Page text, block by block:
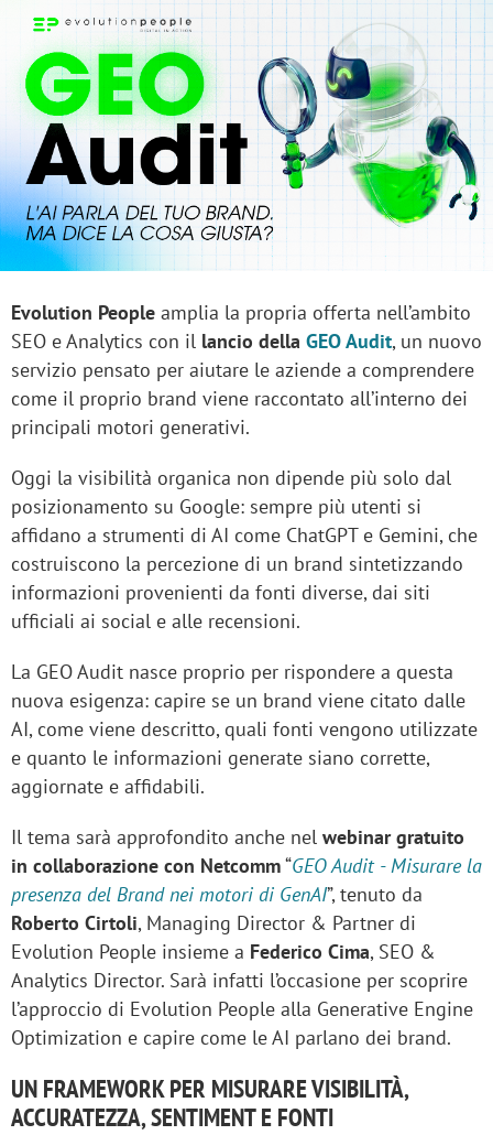
Evolution People amplia la propria offerta nell’ambito
SEO e Analytics con il lancio della GEO Audit, un nuovo
servizio pensato per aiutare le aziende a comprendere
come il proprio brand viene raccontato all’interno dei
principali motori generativi.
Oggi la visibilità organica non dipende più solo dal
posizionamento su Google: sempre più utenti si
affidano a strumenti di AI come ChatGPT e Gemini, che
costruiscono la percezione di un brand sintetizzando
informazioni provenienti da fonti diverse, dai siti
ufficiali ai social e alle recensioni.
La GEO Audit nasce proprio per rispondere a questa
nuova esigenza: capire se un brand viene citato dalle
AI, come viene descritto, quali fonti vengono utilizzate
e quanto le informazioni generate siano corrette,
aggiornate e affidabili.
Il tema sarà approfondito anche nel webinar gratuito
in collaborazione con Netcomm“GEO Audit - Misurare la
presenza del Brand nei motori di GenAI”, tenuto da
Roberto Cirtoli, Managing Director & Partner di
Evolution People insieme a Federico Cima, SEO &
Analytics Director. Sarà infatti l’occasione per scoprire
l’approccio di Evolution People alla Generative Engine
Optimization e capire come le AI parlano dei brand.
UN FRAMEWORK PER MISURARE VISIBILITÀ,
ACCURATEZZA, SENTIMENT E FONTI